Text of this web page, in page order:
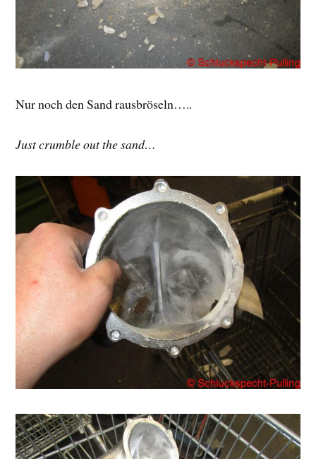
Nur noch den Sand rausbröseln…..
Just crumble out the sand…